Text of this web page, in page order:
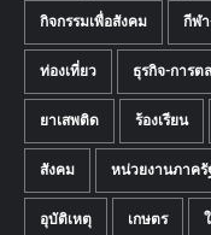
กิจกรรมเพื่อสังคม กีฬา
ท่องเที่ยว ธุรกิจ-การต
ยาเสพติด ร้องเรียน
สังคม หน่วยงานภาครั
อุบัติเหตุ เกษตร